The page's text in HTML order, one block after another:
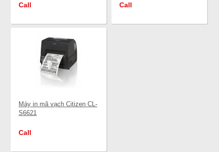
Call Call
Máy in mã vạch Citizen CL-
S6621
Call